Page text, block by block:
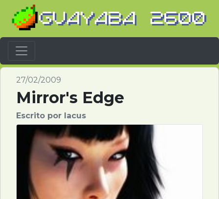
Barra Navegación
27/02/2009
Mirror's Edge
Escrito por Iacus